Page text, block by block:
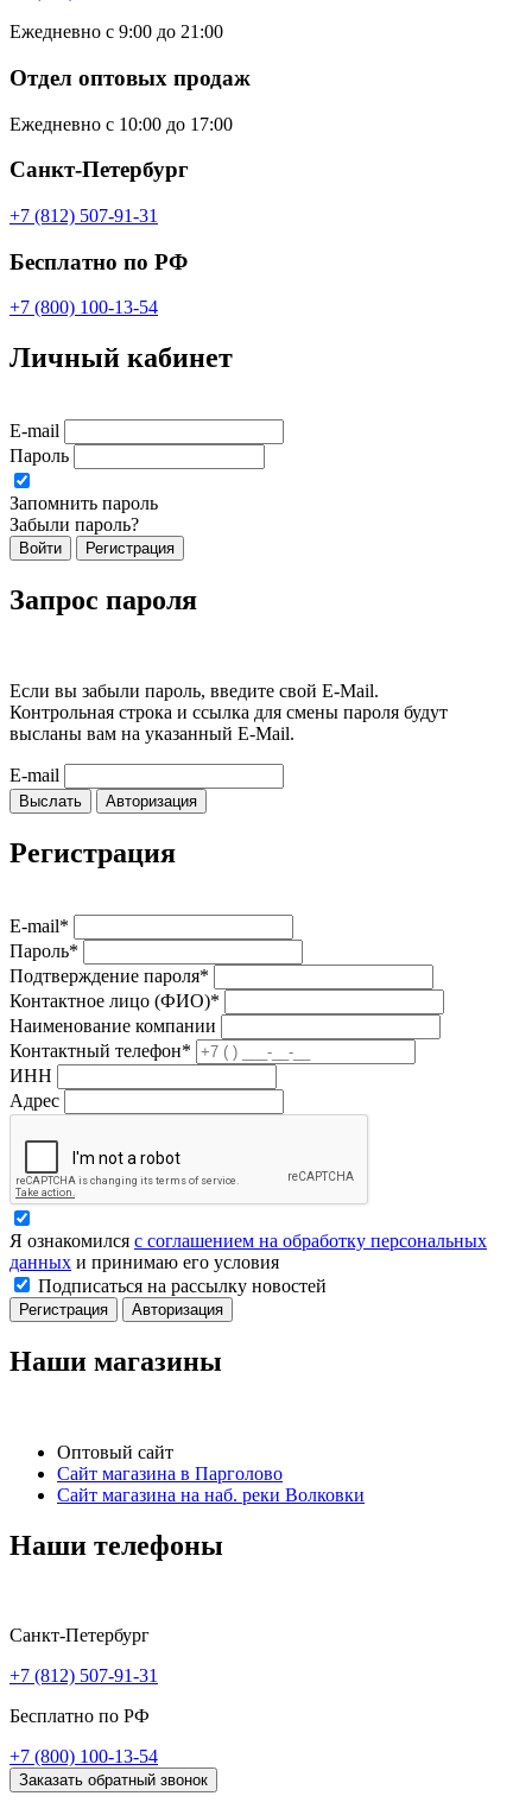
Ежедневно с 9:00 до 21:00
Отдел оптовых продаж
Ежедневно с 10:00 до 17:00
Санкт-Петербург
+7 (812) 507-91-31
Бесплатно по РФ
+7 (800) 100-13-54
Личный кабинет
E-mail
Пароль
Запомнить пароль
Забыли пароль?
Войти Регистрация
Запрос пароля
Если вы забыли пароль, введите свой E-Mail.
Контрольная строка и ссылка для смены пароля будут
высланы вам на указанный E-Mail.
E-mail
Выслать Авторизация
Регистрация
E-mail*
Пароль*
Подтверждение пароля*
Контактное лицо (ФИО)*
Наименование компании
Контактный телефон*
ИНН
Адрес
Я ознакомился с соглашением на обработку персональных
данных и принимаю его условия
Подписаться на рассылку новостей
Регистрация Авторизация
Наши магазины
Оптовый сайт
Сайт магазина в Парголово
Сайт магазина на наб. реки Волковки
Наши телефоны
Санкт-Петербург
+7 (812) 507-91-31
Бесплатно по РФ
+7 (800) 100-13-54
Заказать обратный звонок